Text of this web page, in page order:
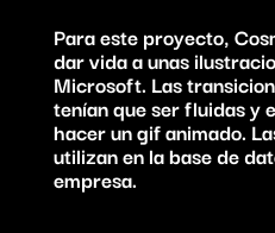
Para este proyecto,
dar vida a unas
Microsoft. Las
tenían que ser fluidas y
hacer un gif animado.
utilizan en la base de
empresa.